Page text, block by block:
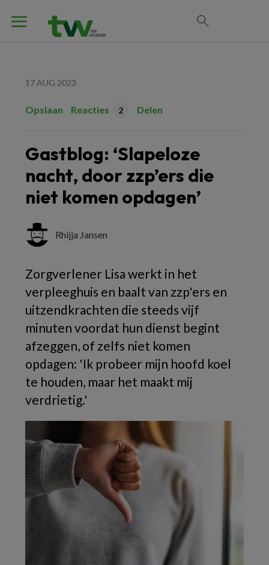
17 AUG 2023
Opslaan Reacties 2 Delen
Gastblog: ‘Slapeloze
nacht, door zzp’ers die
niet komen opdagen’
Rhijja Jansen
Zorgverlener Lisa werkt in het
verpleeghuis en baalt van zzp'ers en
uitzendkrachten die steeds vijf
minuten voordat hun dienst begint
afzeggen, of zelfs niet komen
opdagen: 'Ik probeer mijn hoofd koel
te houden, maar het maakt mij
verdrietig.'